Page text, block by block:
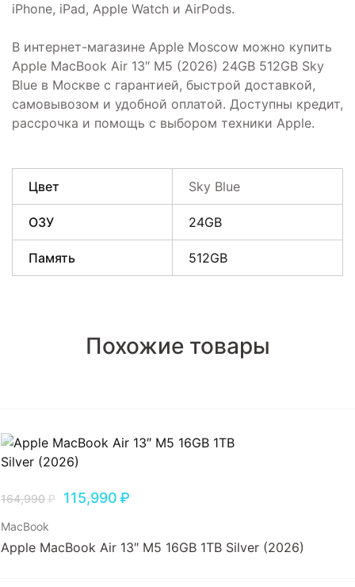
iPhone, iPad, Apple Watch и AirPods.
В интернет-магазине Apple Moscow можно купить
Apple MacBook Air 13″ M5 (2026) 24GB 512GB Sky
Blue в Москве с гарантией, быстрой доставкой,
самовывозом и удобной оплатой. Доступны кредит,
рассрочка и помощь с выбором техники Apple.
Цвет Sky Blue
ОЗУ 24GB
Память 512GB
Похожие товары
164,990₽ 115,990₽
MacBook
Apple MacBook Air 13″ M5 16GB 1TB Silver (2026)